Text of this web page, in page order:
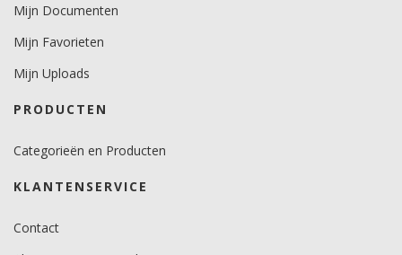
Mijn Documenten
Mijn Favorieten
Mijn Uploads
PRODUCTEN
Categorieën en Producten
KLANTENSERVICE
Contact